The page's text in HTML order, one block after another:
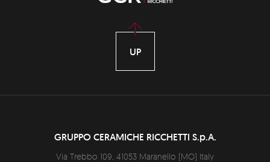
UP
GRUPPO CERAMICHE RICCHETTI S.p.A.
Via Trebbo 109, 41053 Maranello (MO) Italy